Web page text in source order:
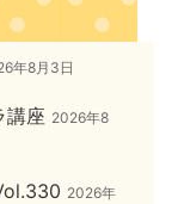
年8月3日
講座 2026年8
2026年